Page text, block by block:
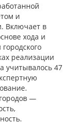
и
Включает в
хода и
реализации
учитывалось 47
—